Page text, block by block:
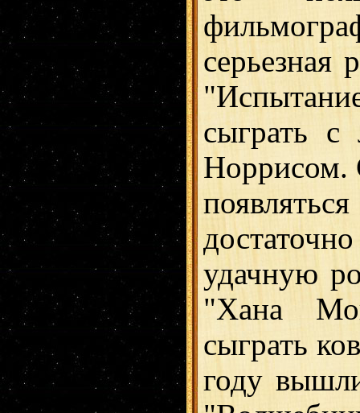
сыграть с
Норрисом.
удачную
"Хана
сыграть
году